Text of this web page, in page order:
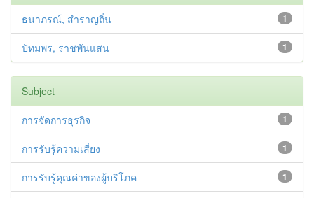
1
ธนาภรณ์, สำราญถิ่น
1
ปัทมพร, ราชพันแสน
Subject
1
การจัดการธุรกิจ
1
การรับรู้ความเสี่ยง
1
การรับรู้คุณค่าของผู้บริโภค